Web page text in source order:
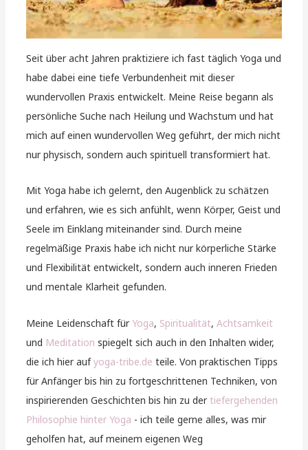
Seit über acht Jahren praktiziere ich fast täglich Yoga und
habe dabei eine tiefe Verbundenheit mit dieser
wundervollen Praxis entwickelt. Meine Reise begann als
persönliche Suche nach Heilung und Wachstum und hat
mich auf einen wundervollen Weg geführt, der mich nicht
nur physisch, sondern auch spirituell transformiert hat.
Mit Yoga habe ich gelernt, den Augenblick zu schätzen
und erfahren, wie es sich anfühlt, wenn Körper, Geist und
Seele im Einklang miteinander sind. Durch meine
regelmäßige Praxis habe ich nicht nur körperliche Stärke
und Flexibilität entwickelt, sondern auch inneren Frieden
und mentale Klarheit gefunden.
Meine Leidenschaft für Yoga, Spiritualität,Achtsamkeit
und Meditation spiegelt sich auch in den Inhalten wider,
die ich hier aufyoga-tribe.de teile. Von praktischen Tipps
für Anfänger bis hin zu fortgeschrittenen Techniken, von
inspirierenden Geschichten bis hin zu der tiefergehenden
Philosophie hinter Yoga - ich teile gerne alles, was mir
geholfen hat, auf meinem eigenen Weg